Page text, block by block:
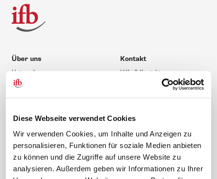
Diese Webseite verwendet Cookies
Wir verwenden Cookies, um Inhalte und Anzeigen zu
personalisieren, Funktionen für soziale Medien anbieten
zu können und die Zugriffe auf unsere Website zu
analysieren. Außerdem geben wir Informationen zu Ihrer
Über uns
Unternehmen
Leitbild
Gute Gründe für das ifb
Karriere
Kontakt
Hilfe & Kontakt
0 88 41 / 61 12 – 20
Übersicht Beratung
Schulungsberatung
Inhouseberatung
Service Themen